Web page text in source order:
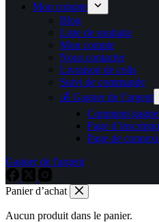
Mon compte
Blog
Liste de souhaits
Mon compte
Nous contacter
Livraison de colis
Suivi de commande
💰 Gagner de l’argent
Comment
Page
Page de
Gagner de l'argent
Panier d’achat
Aucun produit dans le panier.